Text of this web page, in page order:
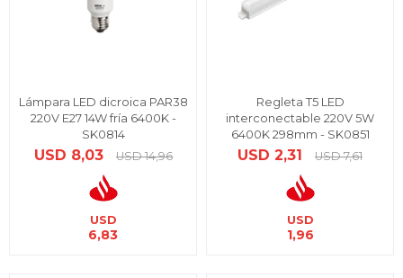
Lámpara LED dicroica PAR38
220V E27 14W fría 6400K -
SK0814
USD 8,03 USD 14,96
USD
6,83
Regleta T5 LED
interconectable 220V 5W
6400K 298mm - SK0851
USD 2,31 USD 7,61
USD
1,96